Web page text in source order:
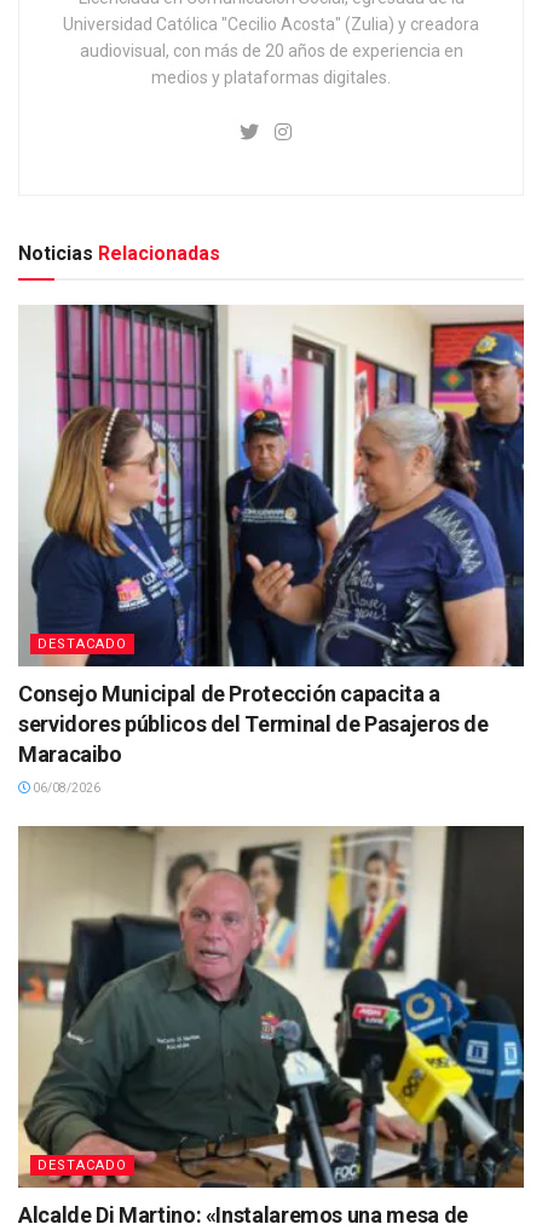
Universidad Católica "Cecilio Acosta" (Zulia) y creadora
audiovisual, con más de 20 años de experiencia en
medios y plataformas digitales.
Noticias Relacionadas
DESTACADO
Consejo Municipal de Protección capacita a
servidores públicos del Terminal de Pasajeros de
Maracaibo
06/08/2026
DESTACADO
Alcalde Di Martino: «Instalaremos una mesa de